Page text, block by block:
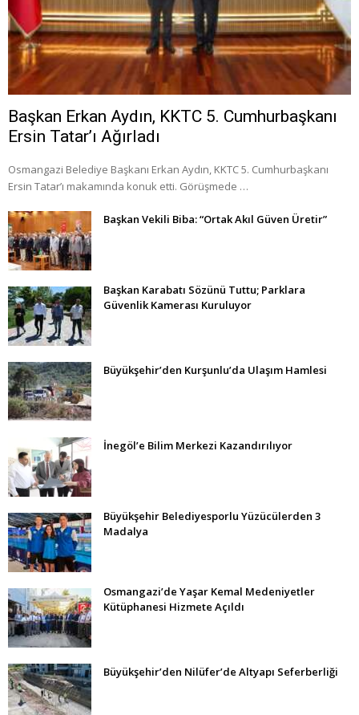
Başkan Erkan Aydın, KKTC 5. Cumhurbaşkanı
Ersin Tatar’ı Ağırladı
Osmangazi Belediye Başkanı Erkan Aydın, KKTC 5. Cumhurbaşkanı
Ersin Tatar’ı makamında konuk etti. Görüşmede …
Başkan Vekili Biba: “Ortak Akıl Güven Üretir”
Başkan Karabatı Sözünü Tuttu; Parklara
Güvenlik Kamerası Kuruluyor
Büyükşehir’den Kurşunlu’da Ulaşım Hamlesi
İnegöl’e Bilim Merkezi Kazandırılıyor
Büyükşehir Belediyesporlu Yüzücülerden 3
Madalya
Osmangazi’de Yaşar Kemal Medeniyetler
Kütüphanesi Hizmete Açıldı
Büyükşehir’den Nilüfer’de Altyapı Seferberliği